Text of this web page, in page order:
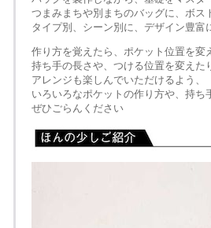
つまみまちや別まちのバッグに、ボ
タイプ別、シーン別に、デザイン豊富
作り方を覚えたら、ポケット位置を
持ち手の長さや、つける位置を変え
アレンジも楽しんでいただけるよう、
いろいろなポケットの作り方や、持
ぜひごらんください